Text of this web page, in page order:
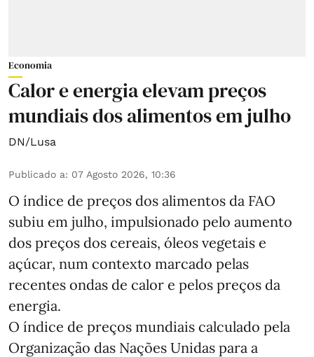
Economia
Calor e energia elevam preços
mundiais dos alimentos em julho
DN/Lusa
Publicado a: 07 Agosto 2026, 10:36
O índice de preços dos alimentos da FAO
subiu em julho, impulsionado pelo aumento
dos preços dos cereais, óleos vegetais e
açúcar, num contexto marcado pelas
recentes ondas de calor e pelos preços da
energia.
O índice de preços mundiais calculado pela
Organização das Nações Unidas para a